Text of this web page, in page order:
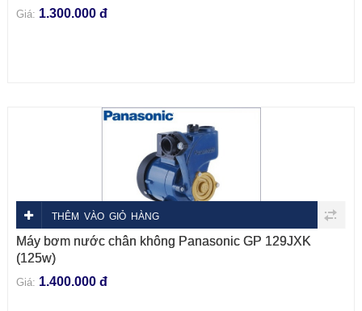
Giá: 1.300.000 đ
THÊM VÀO GIỎ HÀNG
Máy bơm nước chân không Panasonic GP 129JXK
(125w)
Giá: 1.400.000 đ